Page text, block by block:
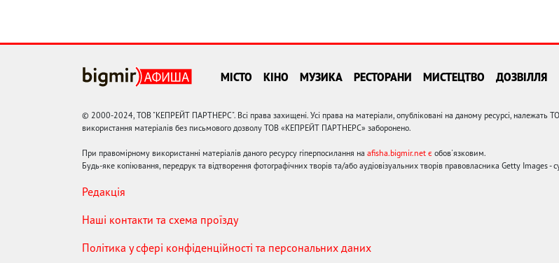
МІСТО КІНО МУЗИКА РЕСТОРАНИ МИСТЕЦТВО ДОЗВІЛЛЯ
© 2000-2024, ТОВ "КЕПРЕЙТ ПАРТНЕРС". Всі права захищені. Усі права на матеріали, опубліковані на даному ресурсі,
використання матеріалів без письмового дозволу ТОВ «КЕПРЕЙТ ПАРТНЕРС» заборонено.
При правомірному використанні матеріалів даного ресурсу гіперпосилання на afisha.bigmir.net є обов'язковим.
Будь-яке копіювання, передрук та відтворення фотографічних творів та/або аудіовізуальних творів правовласника Getty Images -
Редакція
Наші контакти та схема проїзду
Політика у сфері конфіденційності та персональних даних